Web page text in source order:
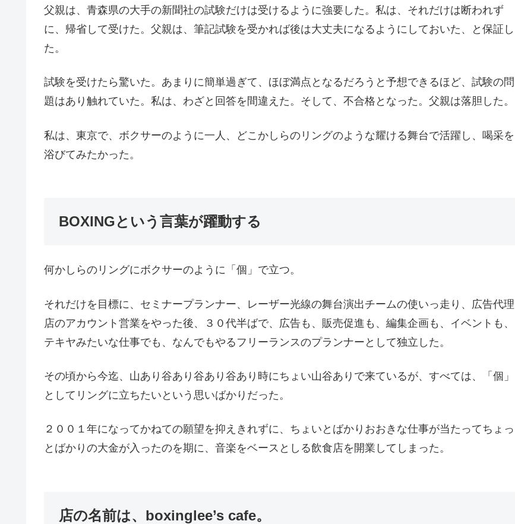
父親は、青森県の大手の新聞社の試験だけは受けるように強要した。私は、それだけは断われず
に、帰省して受けた。父親は、筆記試験を受かれば後は大丈夫になるようにしておいた、と保証し
た。
試験を受けたら驚いた。あまりに簡単過ぎて、ほぼ満点となるだろうと予想できるほど、試験の問
題はあり触れていた。私は、わざと回答を間違えた。そして、不合格となった。父親は落胆した。
私は、東京で、ボクサーのように一人、どこかしらのリングのような耀ける舞台で活躍し、喝采を
浴びてみたかった。
BOXINGという言葉が躍動する
何かしらのリングにボクサーのように「個」で立つ。
それだけを目標に、セミナープランナー、レーザー光線の舞台演出チームの使いっ走り、広告代理
店のアカウント営業をやった後、３０代半ばで、広告も、販売促進も、編集企画も、イベントも、
テキヤみたいな仕事でも、なんでもやるフリーランスのプランナーとして独立した。
その頃から今迄、山あり谷あり谷あり谷あり時にちょい山谷ありで来ているが、すべては、「個」
としてリングに立ちたいという思いばかりだった。
２００１年になってかねての願望を抑えきれずに、ちょいとばかりおおきな仕事が当たってちょっ
とばかりの大金が入ったのを期に、音楽をベースとしる飲食店を開業してしまった。
店の名前は、boxinglee’s cafe。